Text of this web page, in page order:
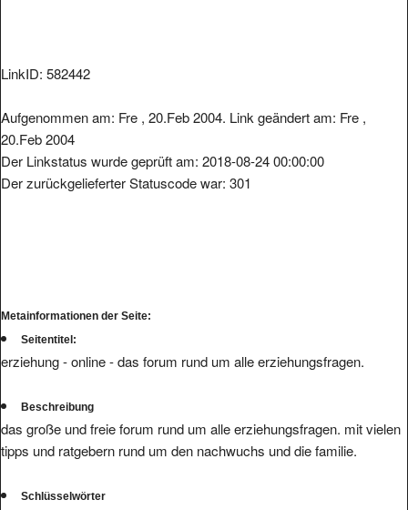
LinkID: 582442
Aufgenommen am: Fre , 20.Feb 2004. Link geändert am: Fre ,
20.Feb 2004
Der Linkstatus wurde geprüft am: 2018-08-24 00:00:00
Der zurückgelieferter Statuscode war: 301
Metainformationen der Seite:
Seitentitel:
erziehung - online - das forum rund um alle erziehungsfragen.
Beschreibung
das große und freie forum rund um alle erziehungsfragen. mit vielen
tipps und ratgebern rund um den nachwuchs und die familie.
Schlüsselwörter